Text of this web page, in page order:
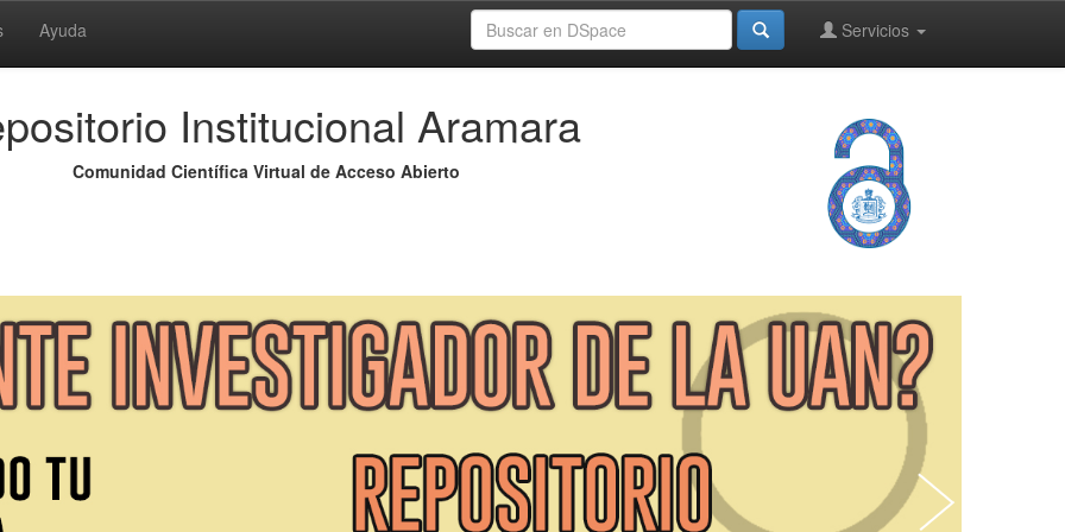
Ayuda Servicios
Institucional Aramara
Comunidad Científica Virtual de Acceso Abierto